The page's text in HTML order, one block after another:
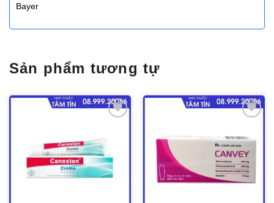
Bayer
Sản phẩm tương tự
thích
vào
yêu
thích